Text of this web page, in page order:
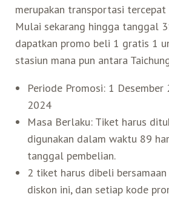
merupakan transportasi
Mulai sekarang hingga tanggal
dapatkan promo beli 1 gratis 1
stasiun mana pun antara
Periode Promosi: 1
2024
Masa Berlaku: Tiket harus
digunakan dalam waktu 89
tanggal pembelian.
2 tiket harus dibeli
diskon ini, dan setiap kode